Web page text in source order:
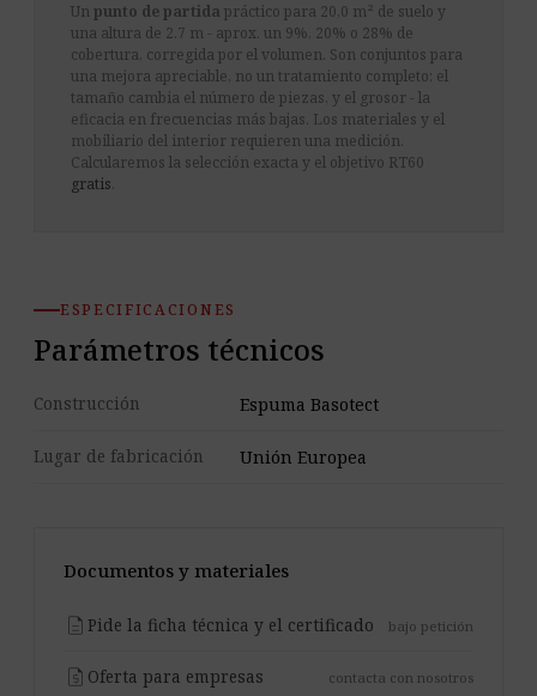
Unpunto de partida práctico para 20,0 m² de suelo y
una altura de 2.7 m - aprox. un 9%, 20% o 28% de
cobertura, corregida por el volumen. Son conjuntos para
una mejora apreciable, no un tratamiento completo: el
tamaño cambia el número de piezas, y el grosor - la
eficacia en frecuencias más bajas. Los materiales y el
mobiliario del interior requieren una medición.
Calcularemos la selección exacta y el objetivo RT60
gratis.
ESPECIFICACIONES
Parámetros técnicos
Construcción Espuma Basotect
Lugar de fabricación Unión Europea
Documentos y materiales
description Pide la ficha técnica y el certificado bajo petición
request_quote Oferta para empresas contacta con nosotros